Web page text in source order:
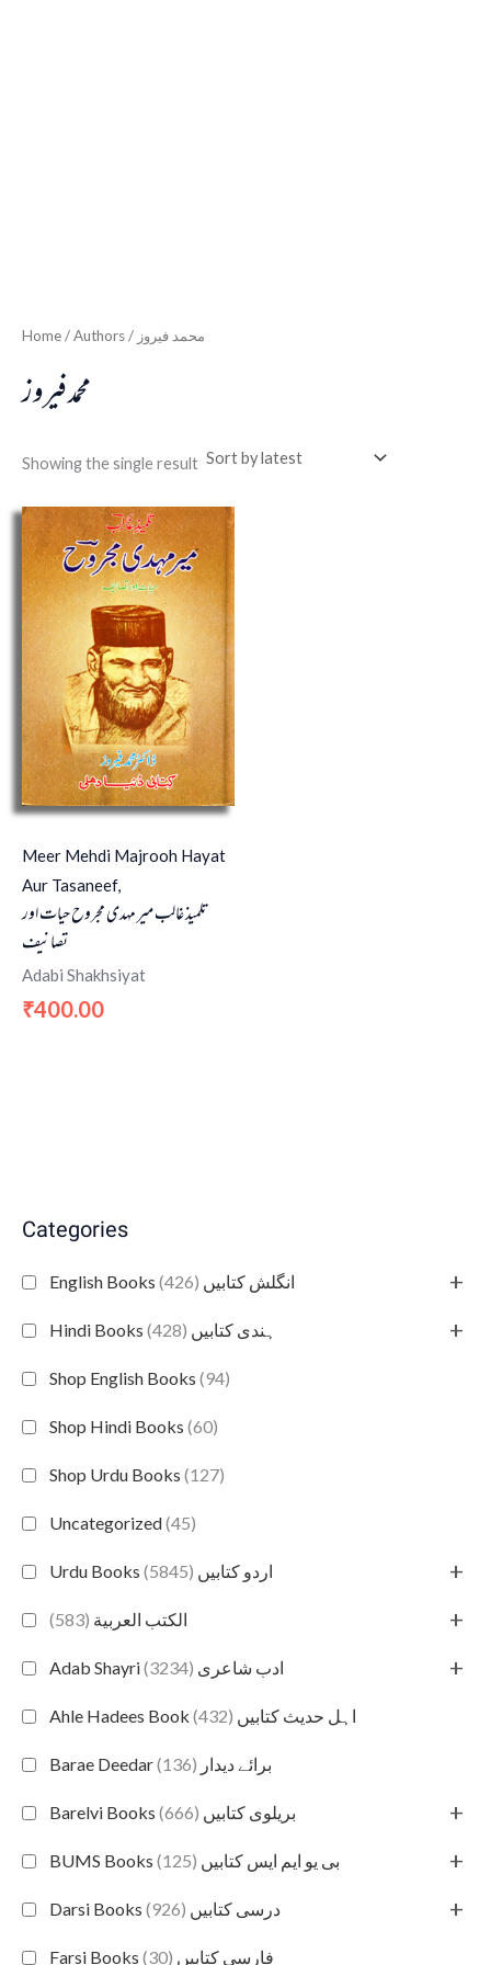
Categories
English Books انگلش کتابیں (426) +
Hindi Books ہندی کتابیں (428) +
Shop English Books (94)
Shop Hindi Books (60)
Shop Urdu Books (127)
Uncategorized(45)
Urdu Books اردو کتابیں (5845) +
الكتب العربية (583) +
Adab Shayri ادب شاعری (3234) +
Ahle Hadees Book اہل حدیث کتابیں (432)
Barae Deedar برائے دیدار (136)
Barelvi Books بریلوی کتابیں (666) +
BUMS Books بی یو ایم ایس کتابیں (125) +
Darsi Books درسی کتابیں (926) +
Farsi Books فارسی کتابیں (30)
Home / Authors / محمد فیروز
محمد فیروز
Showing the single result
Meer Mehdi Majrooh Hayat
Aur Tasaneef,
تلمیذ غالب میر مہدی مجروح حیات اور
تصانیف
Adabi Shakhsiyat
₹400.00